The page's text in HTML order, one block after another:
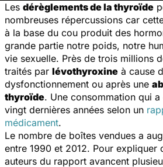
Les dérèglements de la thyroïde
nombreuses répercussions car
à la base du cou produit des
grande partie notre poids, notre
vie sexuelle. Près de trois millions
traités par lévothyroxine à cause
dysfonctionnement ou après une
thyroïde. Une consommation qui
vingt dernières années selon un
médicament.
Le nombre de boîtes vendues a
entre 1990 et 2012. Pour expliquer
auteurs du rapport avancent